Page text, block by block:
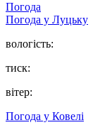
Погода
Погода у Луцьку
вологість:
тиск:
вітер:
Погода у Ковелі